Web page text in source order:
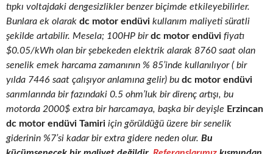
tıpkı voltajdaki dengesizlikler benzer biçimde etkileyebilirler.
Bunlara ek olarak dc motor endüvi kullanım maliyeti süratli
şekilde artabilir. Mesela; 100HP birdc motor endüvi fiyatı
$0.05/kWh olan bir şebekeden elektrik alarak 8760 saat olan
senelik emek harcama zamanının % 85’inde kullanılıyor ( bir
yılda 7446 saat çalışıyor anlamına gelir) bu dc motor endüvi
sarımlarında bir fazındaki 0.5 ohm’luk bir direnç artışı, bu
motorda 2000$ extra bir harcamaya, başka bir deyişle Erzincan
dc motor endüvi Tamiri için görüldüğü üzere bir senelik
giderinin %7’si kadar bir extra gidere neden olur. Bu